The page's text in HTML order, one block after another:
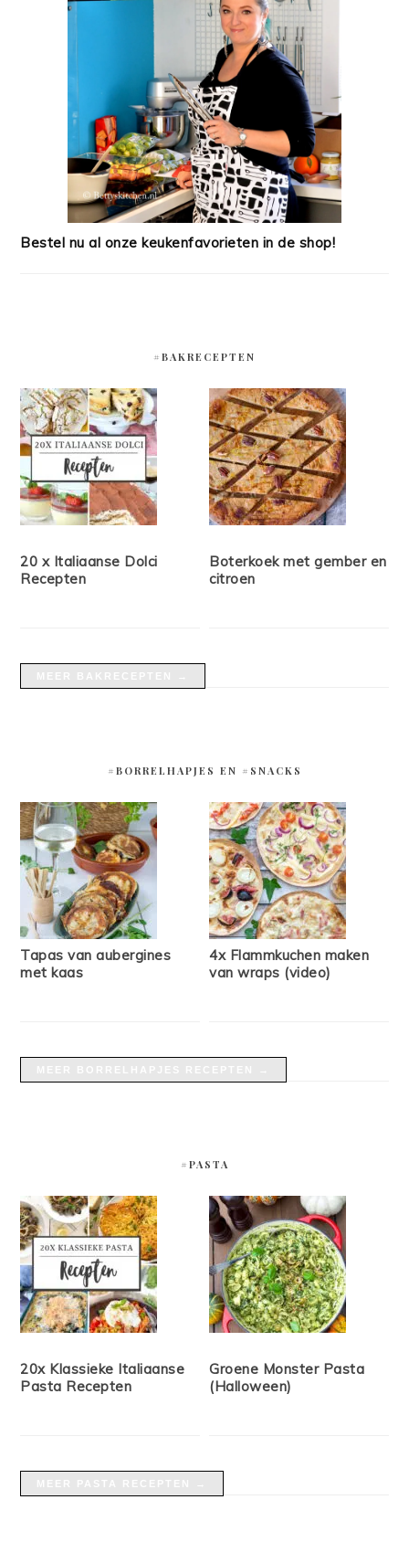
Bestel nu al onze keukenfavorieten in de shop!
#BAKRECEPTEN
20 x Italiaanse Dolci
Recepten
Boterkoek met gember en
citroen
#BORRELHAPJES EN #SNACKS
Tapas van aubergines
met kaas
4x Flammkuchen maken
van wraps (video)
#PASTA
20x Klassieke Italiaanse
Pasta Recepten
Groene Monster Pasta
(Halloween)